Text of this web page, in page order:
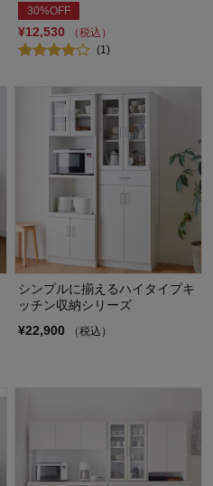
30%OFF
¥12,530
（税込）
(1)
シンプルに揃えるハイタイプキ
ッチン収納シリーズ
¥22,900
（税込）